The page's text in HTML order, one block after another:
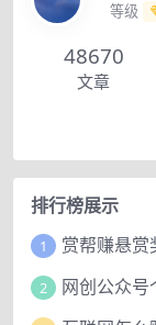
等级
48670
文章
排行榜展示
1
2